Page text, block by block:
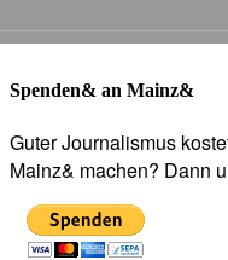
Spenden& an Mainz&
Guter Journalismus
Mainz& machen? Dann